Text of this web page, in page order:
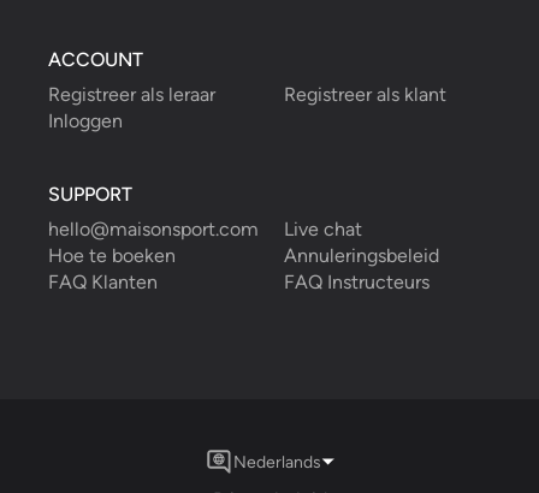
ACCOUNT
Registreer als leraar
Registreer als klant
Inloggen
SUPPORT
hello@maisonsport.com
Live chat
Hoe te boeken
Annuleringsbeleid
FAQ Klanten
FAQ Instructeurs
Nederlands